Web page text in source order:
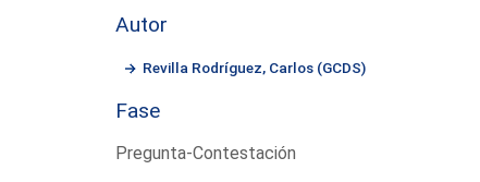
Autor
Revilla Rodríguez, Carlos (GCDS)
Fase
Pregunta-Contestación